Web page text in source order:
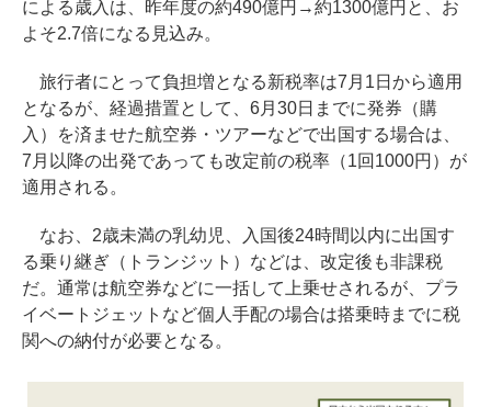
による歳入は、昨年度の約490億円→約1300億円と、お
よそ2.7倍になる見込み。
旅行者にとって負担増となる新税率は7月1日から適用
となるが、経過措置として、6月30日までに発券（購
入）を済ませた航空券・ツアーなどで出国する場合は、
7月以降の出発であっても改定前の税率（1回1000円）が
適用される。
なお、2歳未満の乳幼児、入国後24時間以内に出国す
る乗り継ぎ（トランジット）などは、改定後も非課税
だ。通常は航空券などに一括して上乗せされるが、プラ
イベートジェットなど個人手配の場合は搭乗時までに税
関への納付が必要となる。